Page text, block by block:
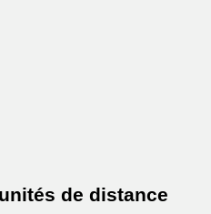
de distance